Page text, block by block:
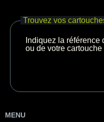
Trouvez vos
Indiquez la référence
ou de votre cartouche
MENU